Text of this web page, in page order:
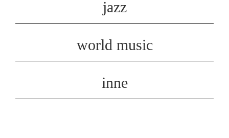
jazz
world music
inne